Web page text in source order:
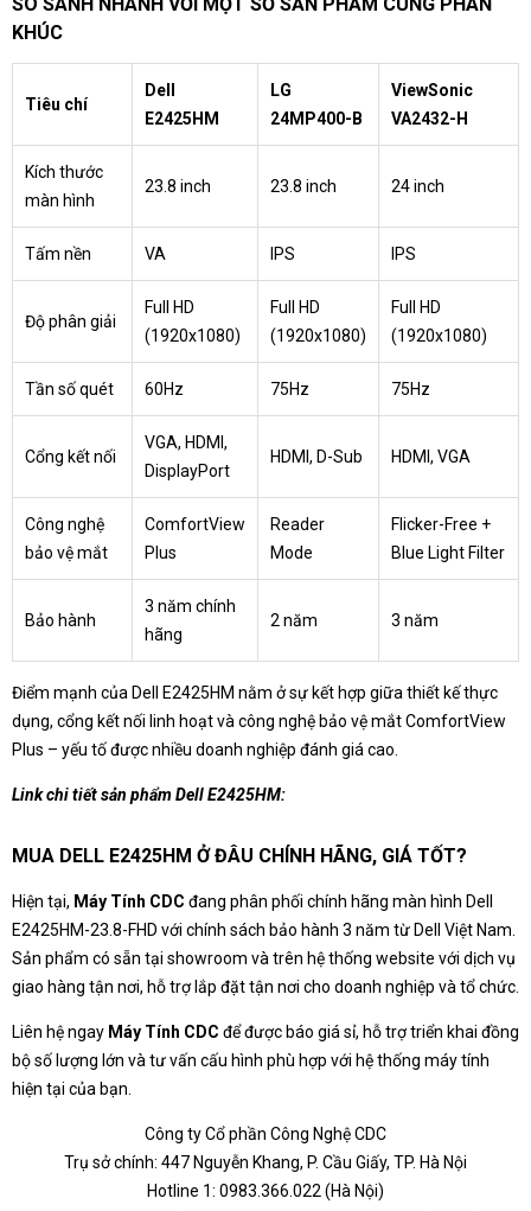
KHÚC
Tiêu chí
Dell
E2425HM
LG
24MP400-B
ViewSonic
VA2432-H
Kích thước
màn hình
23.8 inch 23.8 inch 24 inch
Tấm nền VA IPS IPS
Độ phân giải
Full HD
(1920x1080)
Full HD
(1920x1080)
Full HD
(1920x1080)
Tần số quét 60Hz 75Hz 75Hz
Cổng kết nối
VGA, HDMI,
DisplayPort
HDMI, D-Sub HDMI, VGA
Công nghệ
bảo vệ mắt
ComfortView
Plus
Reader
Mode
Flicker-Free +
Blue Light Filter
Bảo hành
3 năm chính
hãng
2 năm 3 năm
Điểm mạnh của Dell E2425HM nằm ở sự kết hợp giữa thiết kế thực
dụng, cổng kết nối linh hoạt và công nghệ bảo vệ mắt ComfortView
Plus – yếu tố được nhiều doanh nghiệp đánh giá cao.
Link chi tiết sản phẩm Dell E2425HM:
MUA DELL E2425HM Ở ĐÂU CHÍNH HÃNG, GIÁ TỐT?
Hiện tại, Máy Tính CDC đang phân phối chính hãng màn hình Dell
E2425HM-23.8-FHD với chính sách bảo hành 3 năm từ Dell Việt Nam.
Sản phẩm có sẵn tại showroom và trên hệ thống website với dịch vụ
giao hàng tận nơi, hỗ trợ lắp đặt tận nơi cho doanh nghiệp và tổ chức.
Liên hệ ngay Máy Tính CDC để được báo giá sỉ, hỗ trợ triển khai đồng
bộ số lượng lớn và tư vấn cấu hình phù hợp với hệ thống máy tính
hiện tại của bạn.
Công ty Cổ phần Công Nghệ CDC
Trụ sở chính: 447 Nguyễn Khang, P. Cầu Giấy, TP. Hà Nội
Hotline 1: 0983.366.022 (Hà Nội)